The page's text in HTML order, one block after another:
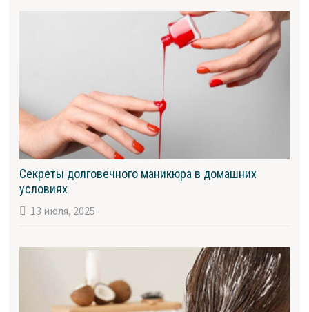
Секреты долговечного маникюра в домашних
условиях
13 июля, 2025